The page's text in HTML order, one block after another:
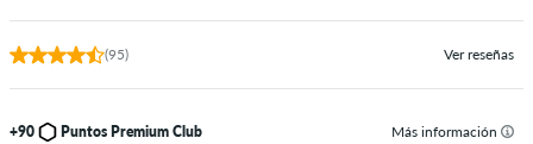
(95) Ver reseñas
+90 Puntos Premium Club Más información